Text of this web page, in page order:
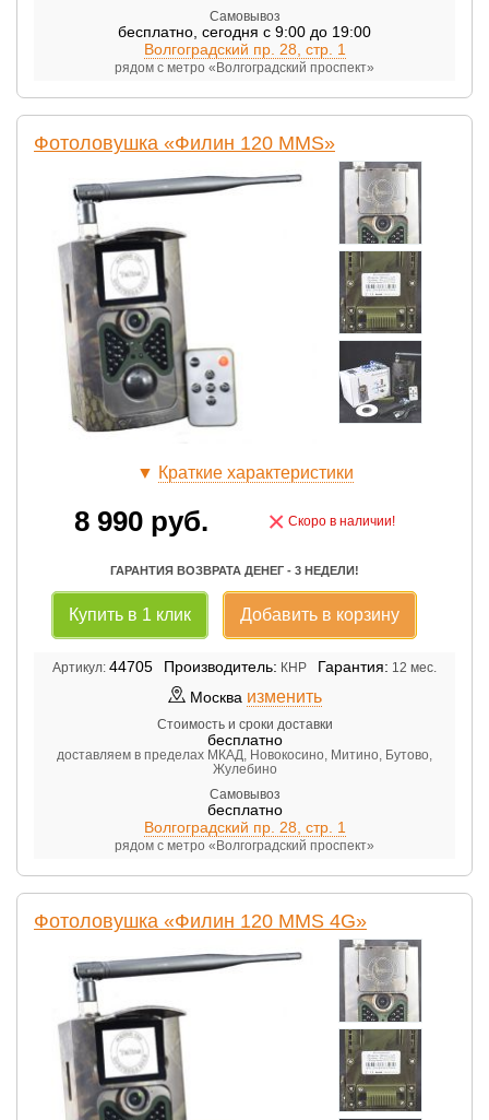
Самовывоз
бесплатно сегодня с 9:00 до 19:00
Волгоградский пр. 28, стр. 1
рядом с метро «Волгоградский проспект»
Фотоловушка «Филин 120 MMS»
▼ Краткие характеристики
8 990 руб. × Скоро в наличии!
ГАРАНТИЯ ВОЗВРАТА ДЕНЕГ - 3 НЕДЕЛИ!
Купить в 1 клик Добавить в корзину
Артикул: 44705 Производитель: КНР Гарантия: 12 мес.
Москва изменить
Стоимость и сроки доставки
бесплатно
доставляем в пределах МКАД, Новокосино, Митино, Бутово,
Жулебино
Самовывоз
бесплатно
Волгоградский пр. 28, стр. 1
рядом с метро «Волгоградский проспект»
Фотоловушка «Филин 120 MMS 4G»